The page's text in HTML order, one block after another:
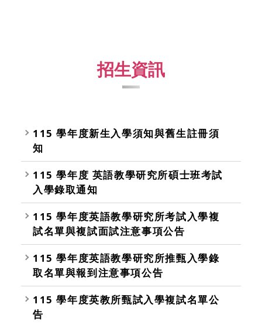
招生資訊
115 學年度新生入學須知與舊生註冊須
知
115 學年度 英語教學研究所碩士班考試
入學錄取通知
115 學年度英語教學研究所考試入學複
試名單與複試面試注意事項公告
115 學年度英語教學研究所推甄入學錄
取名單與報到注意事項公告
115 學年度英教所甄試入學複試名單公
告